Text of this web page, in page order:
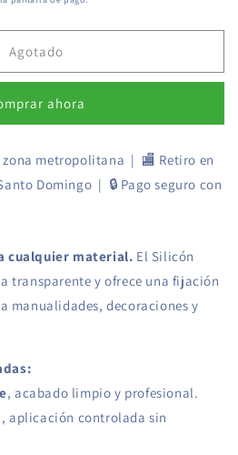
Agotado
ahora
zona metropolitana | 🏬 Retiro en
Domingo | 🔒 Pago seguro con
cualquier material. El Silicón
transparente y ofrece una fijación
manualidades, decoraciones y
, acabado limpio y profesional.
, aplicación controlada sin